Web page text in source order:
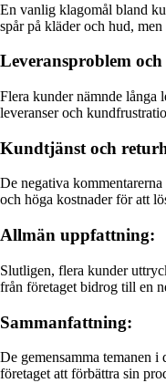
En vanlig klagomål bland
spår på kläder och hud,
Leveransproblem
Flera kunder nämnde långa
leveranser och
Kundtjänst och
De negativa
och höga kostnader för att
Allmän uppfattning:
Slutligen, flera kunder
från företaget bidrog till en
Sammanfattning:
De gemensamma temanen
företaget att förbättra sin